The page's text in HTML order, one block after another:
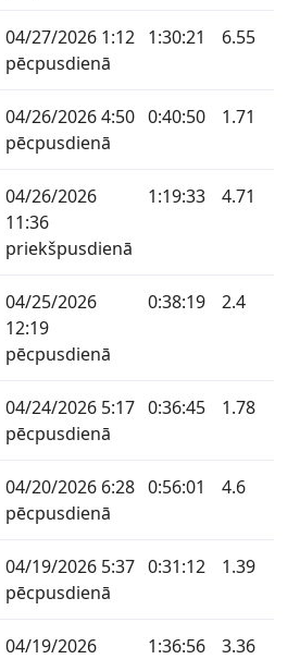
04/27/2026 1:12
pēcpusdienā
1:30:21 6.55
04/26/2026 4:50
pēcpusdienā
0:40:50 1.71
04/26/2026
11:36
priekšpusdienā
1:19:33 4.71
04/25/2026
12:19
pēcpusdienā
0:38:19 2.4
04/24/2026 5:17
pēcpusdienā
0:36:45 1.78
04/20/2026 6:28
pēcpusdienā
0:56:01 4.6
04/19/2026 5:37
pēcpusdienā
0:31:12 1.39
04/19/2026
1:36:56 3.36